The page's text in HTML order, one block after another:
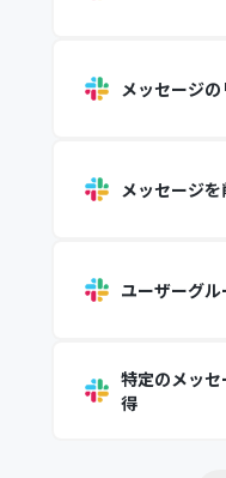
メッセージ
メッセージを
ユーザーグ
特定のメッ
得